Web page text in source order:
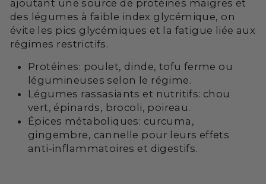
ajoutant une source de protéines maigres et
des légumes à faible index glycémique, on
évite les pics glycémiques et la fatigue liée aux
régimes restrictifs.
Protéines: poulet, dinde, tofu ferme ou
légumineuses selon le régime.
Légumes rassasiants et nutritifs: chou
vert, épinards, brocoli, poireau.
Épices métaboliques: curcuma,
gingembre, cannelle pour leurs effets
anti-inflammatoires et digestifs.